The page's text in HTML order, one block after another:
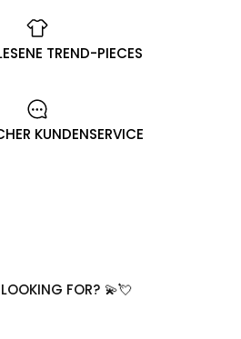
TREND-PIECES
KUNDENSERVICE
FOR? 💫💘